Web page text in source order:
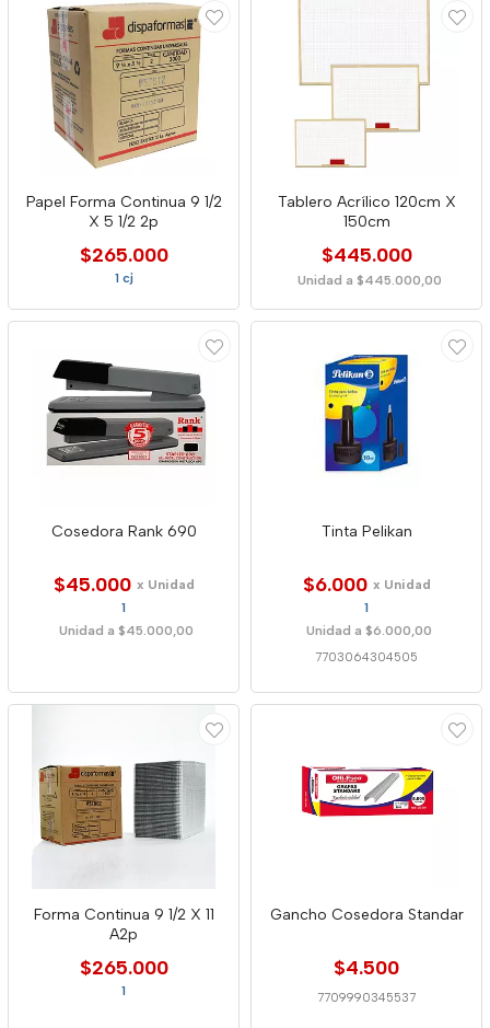
Papel Forma Continua 9 1/2
X 5 1/2 2p
$265.000
1 cj
Tablero Acrílico 120cm X
150cm
$445.000
Unidad a $445.000,00
Cosedora Rank 690
$45.000 x Unidad
1
Unidad a $45.000,00
Tinta Pelikan
$6.000 x Unidad
1
Unidad a $6.000,00
7703064304505
Forma Continua 9 1/2 X 11
A2p
$265.000
1
Gancho Cosedora Standar
$4.500
7709990345537